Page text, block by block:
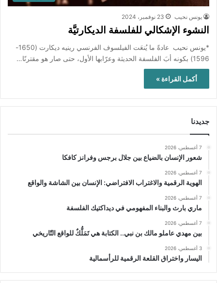
يونس نحيب 23 نوفمبر، 2024
النشوء الإشكالي للفلسفة الديكارتيَّة
*يونس نحيب عادةً ما يُنعَت الفيلسوف الفرنسي رينيه ديكارت (1650-
1596) بكونه أبَ الفلسفة الحديثة وعرّابها الأول، حتى صار هو مقترنًا…
أكمل القراءة »
جديدنا
7 أغسطس، 2026
شعور الإنسان بالضياع بين جلال برجس وفرانز كافكا
7 أغسطس، 2026
الهوية الرقمية والاغتراب الافتراضي: الإنسان بين الشاشة والواقع
7 أغسطس، 2026
ماري بارث والبناء المفهومي في ديداكتيك الفلسفة
7 أغسطس، 2026
بين مهدي عاملو مالك بن نبي.. الكتابة هي تَمَلُّكٌ للواقع التّاريخي
3 أغسطس، 2026
اليسار واختراق القلعة الرقمية للرأسمالية